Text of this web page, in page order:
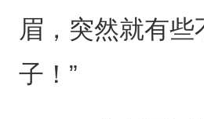
眉，突然就有
子！”